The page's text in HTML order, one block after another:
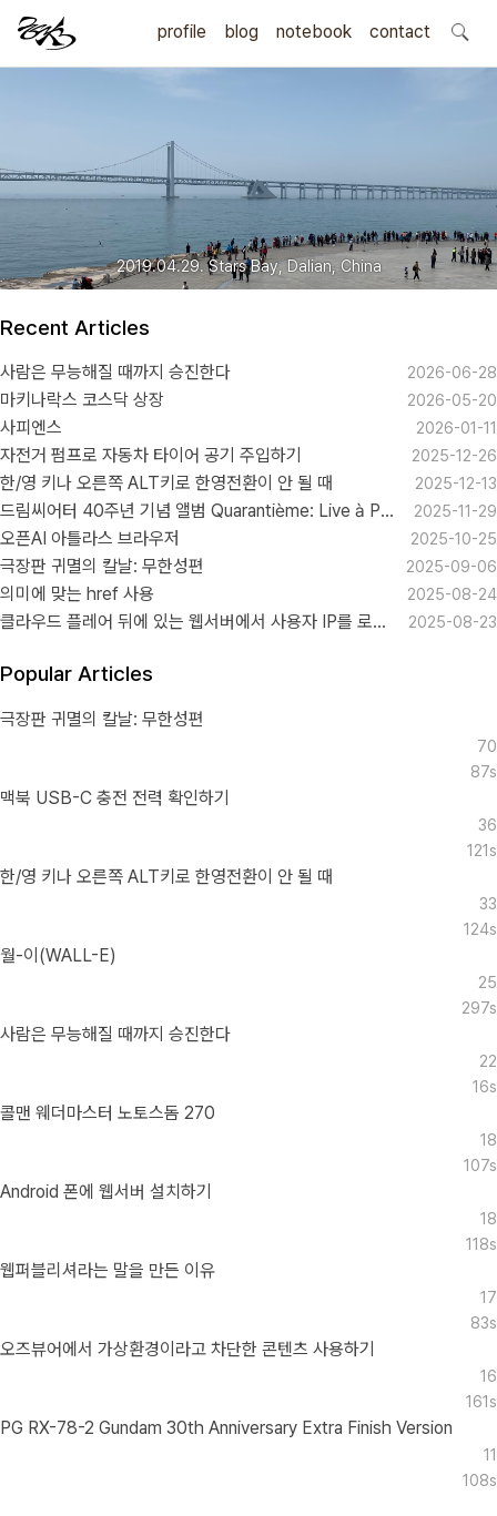
profile blog notebook contact
search
2019.04.29. Stars Bay, Dalian, China
Recent Articles
사람은 무능해질 때까지 승진한다 2026-06-28
마키나락스 코스닥 상장 2026-05-20
사피엔스 2026-01-11
자전거 펌프로 자동차 타이어 공기 주입하기 2025-12-26
한/영 키나 오른쪽 ALT키로 한영전환이 안 될 때 2025-12-13
드림씨어터 40주년 기념 앨범 Quarantième: Live à Paris 2025-11-29
오픈AI 아틀라스 브라우저 2025-10-25
극장판 귀멸의 칼날: 무한성편 2025-09-06
의미에 맞는 href 사용 2025-08-24
클라우드 플레어 뒤에 있는 웹서버에서 사용자 IP를 로그로 남기기 2025-08-23
Popular Articles
극장판 귀멸의 칼날: 무한성편
70
87s
맥북 USB-C 충전 전력 확인하기
36
121s
한/영 키나 오른쪽 ALT키로 한영전환이 안 될 때
33
124s
월-이(WALL-E)
25
297s
사람은 무능해질 때까지 승진한다
22
16s
콜맨 웨더마스터 노토스돔 270
18
107s
Android 폰에 웹서버 설치하기
18
118s
웹퍼블리셔라는 말을 만든 이유
17
83s
오즈뷰어에서 가상환경이라고 차단한 콘텐츠 사용하기
16
161s
PG RX-78-2 Gundam 30th Anniversary Extra Finish Version
11
108s